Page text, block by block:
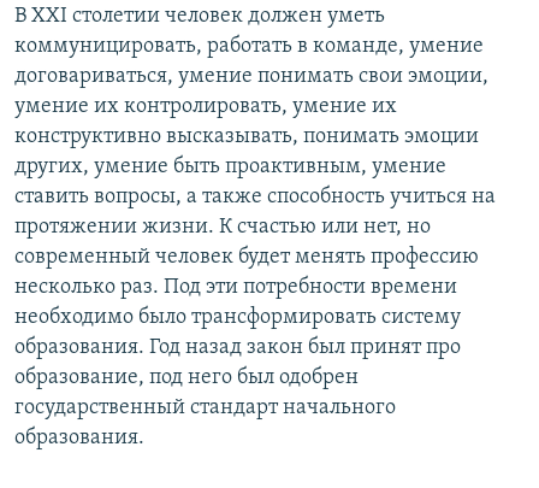
В ХХІ столетии человек должен уметь
коммуницировать, работать в команде, умение
договариваться, умение понимать свои эмоции,
умение их контролировать, умение их
конструктивно высказывать, понимать эмоции
других, умение быть проактивным, умение
ставить вопросы, а также способность учиться на
протяжении жизни. К счастью или нет, но
современный человек будет менять профессию
несколько раз. Под эти потребности времени
необходимо было трансформировать систему
образования. Год назад закон был принят про
образование, под него был одобрен
государственный стандарт начального
образования.